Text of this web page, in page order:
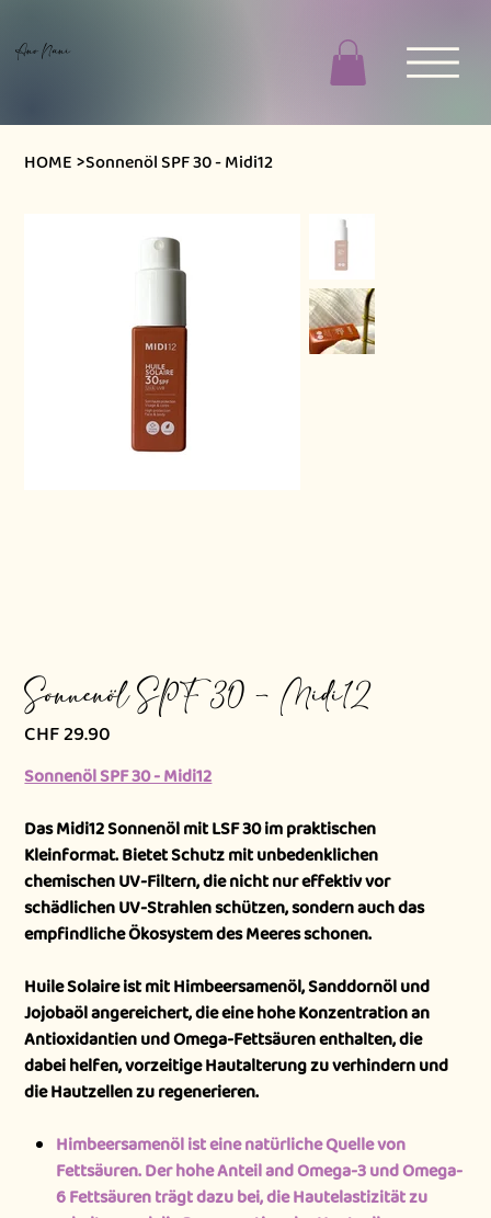
Ano Nani
HOME >Sonnenöl SPF 30 - Midi12
Sonnenöl SPF 30 - Midi12
Preis
CHF 29.90
Sonnenöl SPF 30 - Midi12
Das Midi12 Sonnenöl mit LSF 30 im praktischen
Kleinformat. Bietet Schutz mit unbedenklichen
chemischen UV-Filtern, die nicht nur effektiv vor
schädlichen UV-Strahlen schützen, sondern auch das
empfindliche Ökosystem des Meeres schonen.
Huile Solaire ist mit Himbeersamenöl, Sanddornöl und
Jojobaöl angereichert, die eine hohe Konzentration an
Antioxidantien und Omega-Fettsäuren enthalten, die
dabei helfen, vorzeitige Hautalterung zu verhindern und
die Hautzellen zu regenerieren.
Himbeersamenöl ist eine natürliche Quelle von
Fettsäuren. Der hohe Anteil and Omega-3 und Omega-
6 Fettsäuren trägt dazu bei, die Hautelastizität zu